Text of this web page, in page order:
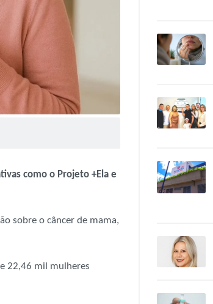
como o Projeto +Ela e
sobre o câncer de mama,
22,46 mil mulheres